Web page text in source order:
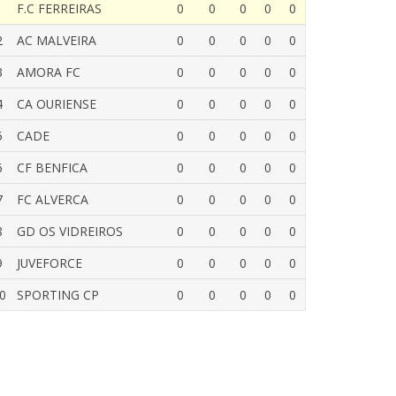
F.C FERREIRAS 0 0 0 0
0
AC MALVEIRA 0 0 0 0
0
AMORA FC 0 0 0 0
0
CA OURIENSE 0 0 0 0
0
CADE 0 0 0 0
0
CF BENFICA 0 0 0 0
0
FC ALVERCA 0 0 0 0
0
GD OS VIDREIROS 0 0 0 0
0
JUVEFORCE 0 0 0 0
0
SPORTING CP 0 0 0 0 0